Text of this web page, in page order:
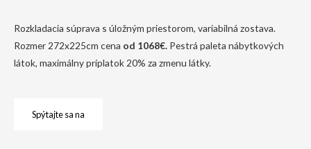
Rozkladacia súprava s úložným priestorom, variabilná zostava.
Rozmer 272x225cm cena od 1068€. Pestrá paleta nábytkových
látok, maximálny príplatok 20% za zmenu látky.
Spýtajte sa na